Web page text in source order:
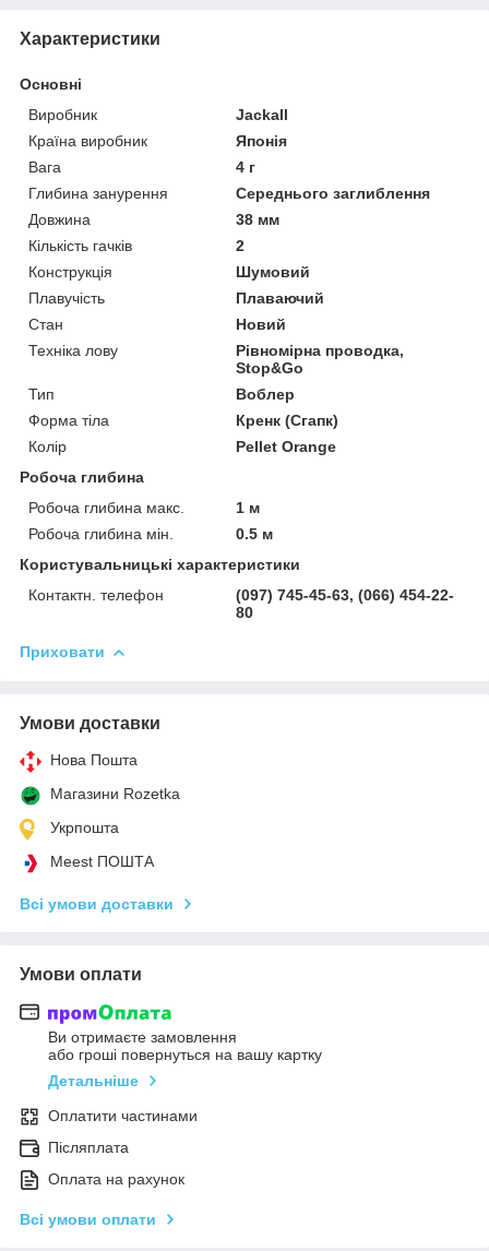
Характеристики
Основні
Виробник
Jackall
Країна виробник
Японія
Вага
4 г
Глибина занурення
Середнього заглиблення
Довжина
38 мм
Кількість гачків
2
Конструкція
Шумовий
Плавучість
Плаваючий
Стан
Новий
Техніка лову
Рівномірна проводка,
Stop&Go
Тип
Воблер
Форма тіла
Кренк (Сгапк)
Колір
Pellet Orange
Робоча глибина
Робоча глибина макс.
1 м
Робоча глибина мін.
0.5 м
Користувальницькі характеристики
Контактн. телефон
(097) 745-45-63, (066) 454-22-
80
Приховати
Умови доставки
Нова Пошта
Магазини Rozetka
Укрпошта
Meest ПОШТА
Всі умови доставки
Умови оплати
Ви отримаєте замовлення
або гроші повернуться на вашу картку
Детальніше
Оплатити частинами
Післяплата
Оплата на рахунок
Всі умови оплати